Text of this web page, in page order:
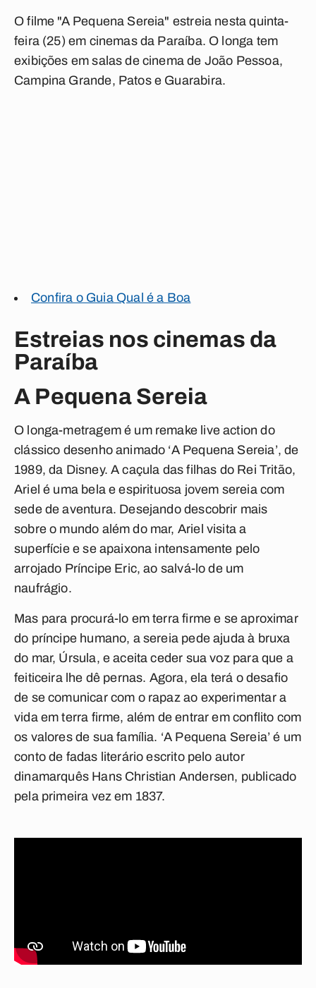
O filme "A Pequena Sereia" estreia nesta quinta-
feira (25) em cinemas da Paraíba. O longa tem
exibições em salas de cinema de João Pessoa,
Campina Grande, Patos e Guarabira.
Confira o Guia Qual é a Boa
Estreias nos cinemas da
Paraíba
A Pequena Sereia
O longa-metragem é um remake live action do
clássico desenho animado ‘A Pequena Sereia’, de
1989, da Disney. A caçula das filhas do Rei Tritão,
Ariel é uma bela e espirituosa jovem sereia com
sede de aventura. Desejando descobrir mais
sobre o mundo além do mar, Ariel visita a
superfície e se apaixona intensamente pelo
arrojado Príncipe Eric, ao salvá-lo de um
naufrágio.
Mas para procurá-lo em terra firme e se aproximar
do príncipe humano, a sereia pede ajuda à bruxa
do mar, Úrsula, e aceita ceder sua voz para que a
feiticeira lhe dê pernas. Agora, ela terá o desafio
de se comunicar com o rapaz ao experimentar a
vida em terra firme, além de entrar em conflito com
os valores de sua família. ‘A Pequena Sereia’ é um
conto de fadas literário escrito pelo autor
dinamarquês Hans Christian Andersen, publicado
pela primeira vez em 1837.